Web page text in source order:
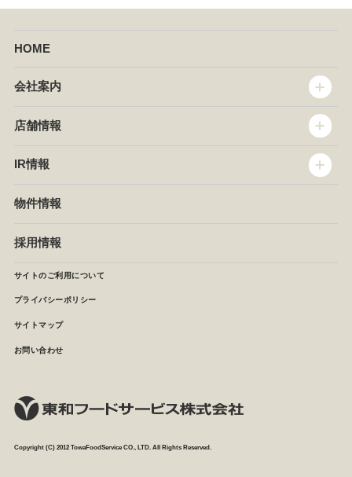
HOME
会社案内
企業情報
セントラルキッチン
NEWS
店舗情報
椿屋珈琲
イタリアンダイニングDONA
店舗検索
IR情報
IRニュース
月次報告
決算短信
株主の皆様へ
よくあるご質問 (株主優待制度)
物件情報
採用情報
サイトのご利用について
プライバシーポリシー
サイトマップ
お問い合わせ
Copyright (C) 2012 TowaFoodService CO., LTD. All Rights Reserved.